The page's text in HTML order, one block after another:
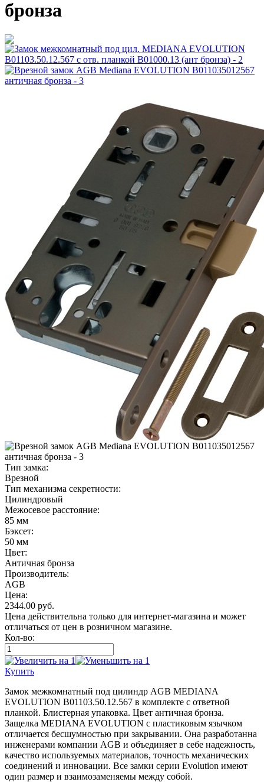
бронза
Тип замка:
Врезной
Тип механизма секретности:
Цилиндровый
Межосевое расстояние:
85 мм
Бэксет:
50 мм
Цвет:
Античная бронза
Производитель:
AGB
Цена:
2344.00 руб.
Цена действительна только для интернет-магазина и может
отличаться от цен в розничном магазине.
Кол-во:
Купить
Замок межкомнатный под цилиндр AGB MEDIANA
EVOLUTION B01103.50.12.567 в комплекте с ответной
планкой. Блистерная упаковка. Цвет античная бронза.
Защелка MEDIANA EVOLUTION с пластиковым язычком
отличается бесшумностью при закрывании. Она разработанна
инженерами компании AGB и объединяет в себе надежность,
качество используемых материалов, точность механических
соединений и инновации. Все замки серии Evolution имеют
один размер и взаимозаменяемы между собой.